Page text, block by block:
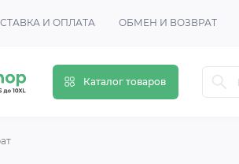
И ОПЛАТА ОБМЕН И ВОЗВРАТ
Каталог товаров